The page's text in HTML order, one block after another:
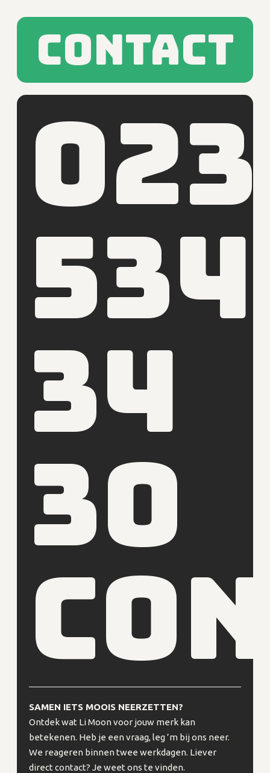
Contact
023
534
34
30
SAMEN IETS MOOIS NEERZETTEN?
Ontdek wat Li Moon voor jouw merk kan
betekenen. Heb je een vraag, leg ’m bij ons neer.
We reageren binnen twee werkdagen. Liever
direct contact? Je weet ons te vinden.